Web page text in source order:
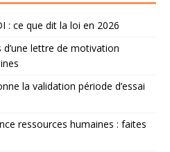
: ce que dit la loi en 2026
lettre de motivation
la validation période d’essai
ressources humaines : faites